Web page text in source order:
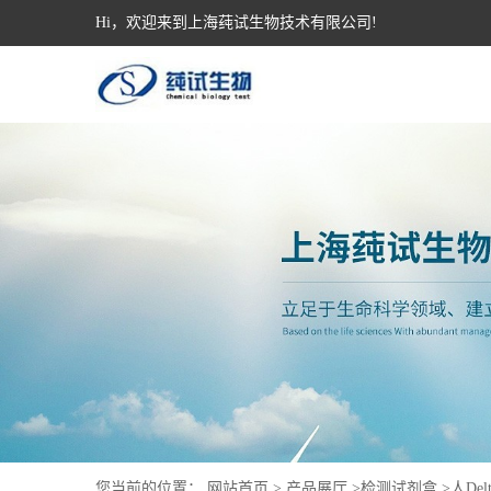
Hi，欢迎来到上海莼试生物技术有限公司!